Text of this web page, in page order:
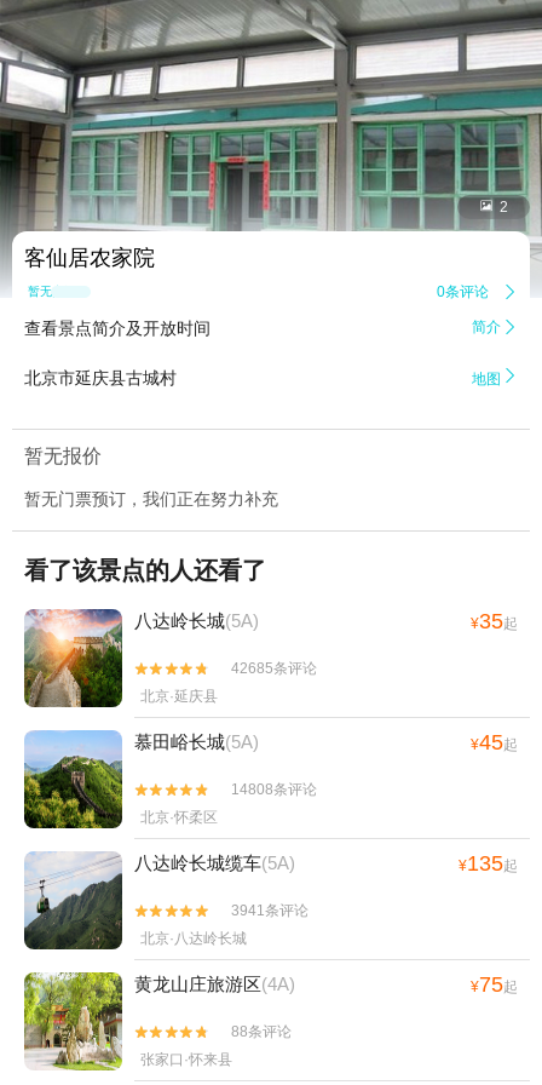
 2
客仙居农家院
暂无点评 0条评论 
查看景点简介及开放时间 简介 
北京市延庆县古城村 地图 
暂无报价
暂无门票预订，我们正在努力补充
看了该景点的人还看了
八达岭长城(5A) ¥35起


42685条评论
北京·延庆县
慕田峪长城(5A) ¥45起


14808条评论
北京·怀柔区
八达岭长城缆车(5A) ¥135起


3941条评论
北京·八达岭长城
黄龙山庄旅游区(4A) ¥75起


88条评论
张家口·怀来县
